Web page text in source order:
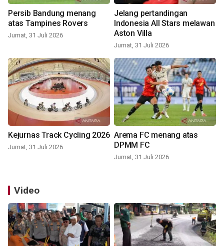
Persib Bandung menang
atas Tampines Rovers
Jumat, 31 Juli 2026
Jelang pertandingan
Indonesia All Stars melawan
Aston Villa
Jumat, 31 Juli 2026
Kejurnas Track Cycling 2026
Jumat, 31 Juli 2026
Arema FC menang atas
DPMM FC
Jumat, 31 Juli 2026
Video